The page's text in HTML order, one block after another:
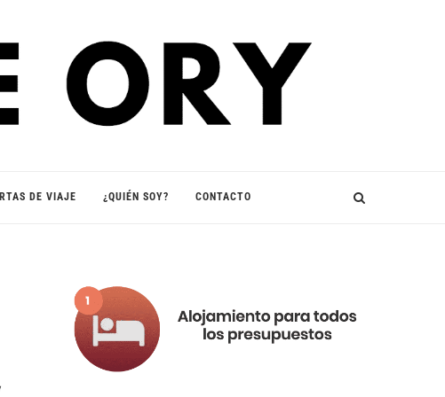
DE VIAJE ¿QUIÉN SOY? CONTACTO